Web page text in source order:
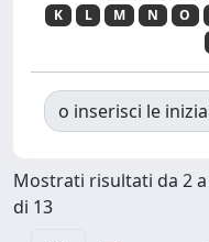
K
L M N O
o inserisci le
Mostrati risultati da 2
di 13